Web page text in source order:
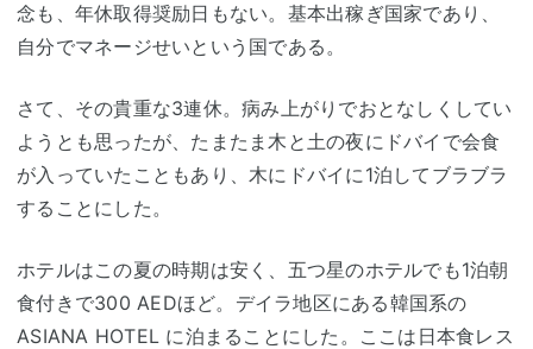
念も、年休取得奨励日もない。基本出稼ぎ国家であり、
自分でマネージせいという国である。
さて、その貴重な3連休。病み上がりでおとなしくしてい
ようとも思ったが、たまたま木と土の夜にドバイで会食
が入っていたこともあり、木にドバイに1泊してブラブラ
することにした。
ホテルはこの夏の時期は安く、五つ星のホテルでも1泊朝
食付きで300 AEDほど。デイラ地区にある韓国系の
ASIANA HOTEL に泊まることにした。ここは日本食レス